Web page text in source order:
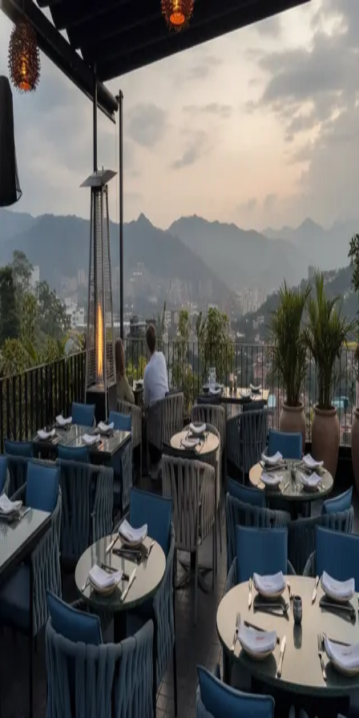
Skyline Medellín
Inicio
Abrir app
Todos los tags
Tag
rooftop provenza
vida nocturna
NDN Rooftop: Provenza y Vistas
Skyline Medellín 5 de junio, 2026
©2026
Skyline Medellín
InicioAppInstagram RSS